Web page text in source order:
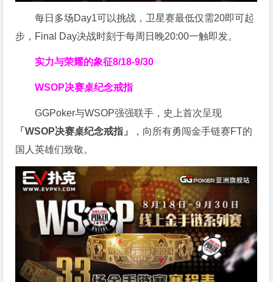
每日多场Day1可以挑战，卫星赛最低仅需20即可起
步，Final Day决战时刻于每周日晚20:00一触即发。
实力与荣耀的象征8/18-9/30
WSOP决赛桌纪念戒指
GGPoker与WSOP强强联手，史上首次呈现
「WSOP决赛桌纪念戒指」
，向所有勇闯金手链赛FT的
国人英雄们致敬。